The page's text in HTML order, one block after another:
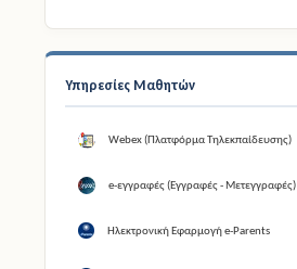
Υπηρεσίες Μαθητών
Webex (Πλατφόρμα Τηλεκπαίδευσης)
e-εγγραφές (Εγγραφές - Μετεγγραφές)
Ηλεκτρονική Εφαρμογή e-Parents